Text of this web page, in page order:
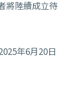
將陸續成立待
年6月20日